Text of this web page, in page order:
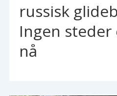
russisk
Ingen steder
nå